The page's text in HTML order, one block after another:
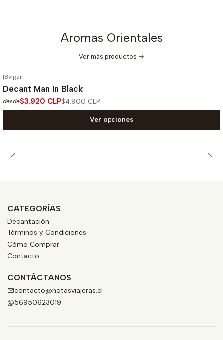
Aromas Orientales
Ver más productos
-20%
|Bvlgari
Decant Man In Black
desde$3.920 CLP$4.900 CLP
Ver opciones
CATEGORÍAS
Decantación
Términos y Condiciones
Cómo Comprar
Contacto
CONTÁCTANOS
contacto@notasviajeras.cl
56950623019